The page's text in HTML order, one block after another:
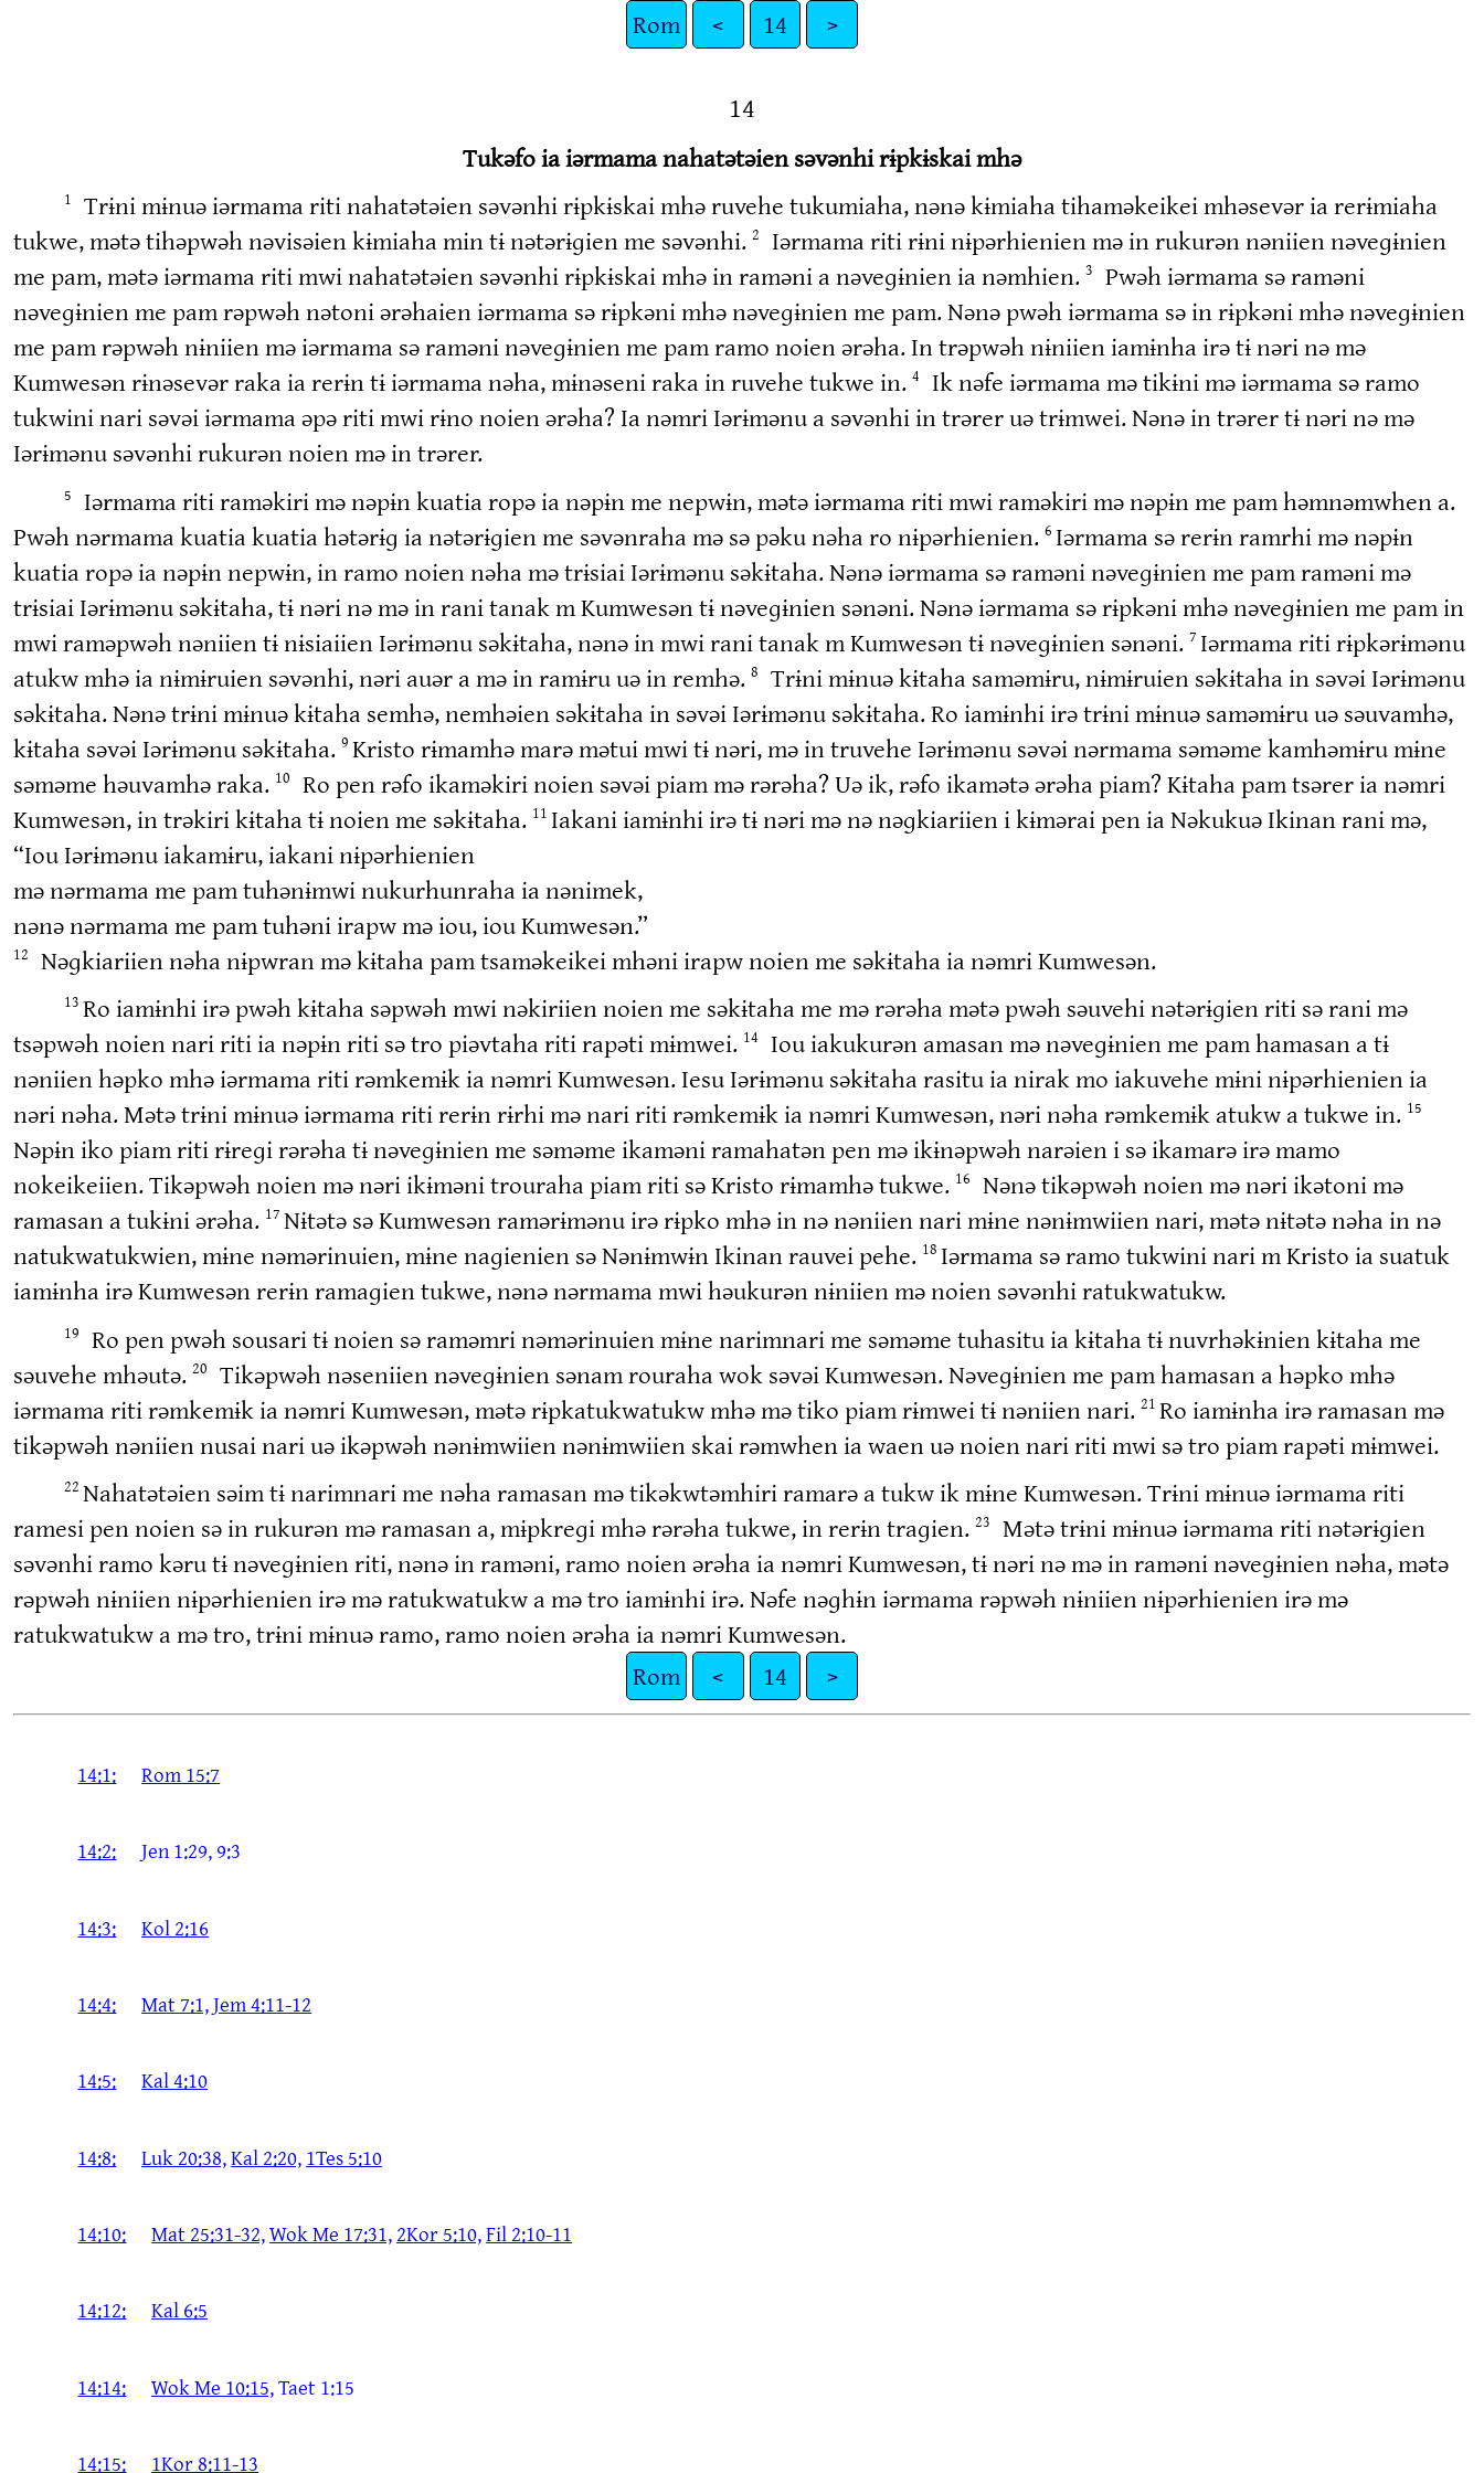
Rom < 14 >
14
Tukəfo ia iərmama nahatətəien səvənhi rɨpkɨskai mhə
1
Trɨni mɨnuə iərmama riti nahatətəien səvənhi rɨpkɨskai mhə ruvehe tukumiaha, nənə kɨmiaha tihaməkeikei mhəsevər ia rerɨmiaha
tukwe, mətə tihəpwəh nəvisəien kɨmiaha min tɨ nətərɨɡien me səvənhi. 2
Iərmama riti rɨni nɨpərhienien mə in rukurən nəniien nəveɡɨnien
me pam, mətə iərmama riti mwi nahatətəien səvənhi rɨpkɨskai mhə in raməni a nəveɡɨnien ia nəmhien. 3
Pwəh iərmama sə raməni
nəveɡɨnien me pam rəpwəh nətoni ərəhaien iərmama sə rɨpkəni mhə nəveɡɨnien me pam. Nənə pwəh iərmama sə in rɨpkəni mhə nəveɡɨnien
me pam rəpwəh nɨniien mə iərmama sə raməni nəveɡɨnien me pam ramo noien ərəha. In trəpwəh nɨniien iamɨnha irə tɨ nəri nə mə
Kumwesən rɨnəsevər raka ia rerɨn tɨ iərmama nəha, mɨnəseni raka in ruvehe tukwe in. 4
Ik nəfe iərmama mə tikɨni mə iərmama sǝ ramo
tukwini nari səvəi iərmama əpə riti mwi rɨno noien ərəha? Ia nəmri Iərɨmənu a səvənhi in trərer uə trɨmwei. Nənə in trərer tɨ nəri nə mə
Iərɨmənu səvənhi rukurən noien mə in trərer.
5
Iərmama riti raməkiri mə nəpɨn kuatia ropə ia nəpɨn me nepwɨn, mətə iərmama riti mwi raməkiri mə nəpɨn me pam həmnəmwhen a.
Pwəh nərmama kuatia kuatia hətərɨɡ ia nətərɨɡien me səvənraha mə sə pəku nəha ro nɨpərhienien. 6 Iərmama sə rerɨn ramrhi mə nəpɨn
kuatia ropə ia nəpɨn nepwɨn, in ramo noien nəha mə trɨsiai Iərɨmənu səkɨtaha. Nənə iərmama sə raməni nəveɡɨnien me pam raməni mə
trɨsiai Iərɨmənu səkɨtaha, tɨ nəri nə mə in rani tanak m Kumwesən tɨ nəveɡɨnien sənəni. Nənə iərmama sə rɨpkəni mhə nəveɡɨnien me pam in
mwi raməpwəh nəniien tɨ nɨsiaiien Iərɨmənu səkɨtaha, nənə in mwi rani tanak m Kumwesən tɨ nəveɡɨnien sənəni. 7 Iərmama riti rɨpkərɨmənu
atukw mhə ia nɨmɨruien səvənhi, nəri auər a mə in ramɨru uə in remhə. 8
Trɨni mɨnuə kɨtaha saməmɨru, nɨmɨruien səkɨtaha in səvəi Iərɨmənu
səkɨtaha. Nənə trɨni mɨnuə kɨtaha semhə, nemhəien səkɨtaha in səvəi Iərɨmənu səkɨtaha. Ro iamɨnhi irə trɨni mɨnuə saməmɨru uə səuvamhə,
kɨtaha səvəi Iərɨmənu səkɨtaha. 9 Kristo rɨmamhə marə mətui mwi tɨ nəri, mə in truvehe Iərɨmənu səvəi nərmama səməme kamhəmɨru mɨne
səməme həuvamhə raka. 10
Ro pen rəfo ikaməkiri noien səvəi piam mə rərəha? Uə ik, rəfo ikamətə ərəha piam? Kɨtaha pam tsərer ia nəmri
Kumwesən, in trəkiri kɨtaha tɨ noien me səkɨtaha. 11 Iakani iamɨnhi irə tɨ nəri mə nə nəɡkiariien i kɨmərai pen ia Nəkukuə Ikinan rani mə,
“Iou Iərɨmənu iakamɨru, iakani nɨpərhienien
mə nərmama me pam tuhənɨmwi nukurhunraha ia nənimek,
nənə nərmama me pam tuhəni irapw mə iou, iou Kumwesən.”
12 Nəɡkiariien nəha nɨpwran mə kɨtaha pam tsaməkeikei mhəni irapw noien me səkɨtaha ia nəmri Kumwesən.
13 Ro iamɨnhi irə pwəh kɨtaha səpwəh mwi nəkiriien noien me səkɨtaha me mə rərəha mətə pwəh səuvehi nətərɨɡien riti sə rani mə
tsəpwəh noien nari riti ia nəpɨn riti sə tro piəvtaha riti rapəti mɨmwei. 14
Iou iakukurən amasan mə nəveɡɨnien me pam hamasan a tɨ
nəniien həpko mhə iərmama riti rəmkemɨk ia nəmri Kumwesən. Iesu Iərɨmənu səkɨtaha rasitu ia nirak mo iakuvehe mɨni nɨpərhienien ia
nəri nəha. Mətə trɨni mɨnuə iərmama riti rerɨn rɨrhi mə nari riti rəmkemɨk ia nəmri Kumwesən, nəri nəha rəmkemɨk atukw a tukwe in. 15
Nəpɨn iko piam riti rɨreɡi rərəha tɨ nəveɡɨnien me səməme ikaməni ramahatən pen mə ikɨnəpwəh narəien i sə ikamarə irə mamo
nokeikeiien. Tikəpwəh noien mə nəri ikɨməni trouraha piam riti sə Kristo rɨmamhə tukwe. 16
Nənə tikəpwəh noien mə nəri ikətoni mə
ramasan a tukɨni ərəha. 17 Nɨtətə sə Kumwesən ramərɨmənu irə rɨpko mhə in nə nəniien nari mɨne nənɨmwiien nari, mətə nɨtətə nəha in nə
natukwatukwien, mɨne nəmərinuien, mɨne naɡienien sə Nənɨmwɨn Ikinan rauvei pehe. 18 Iərmama sə ramo tukwini nari m Kristo ia suatuk
iamɨnha irə Kumwesən rerɨn ramaɡien tukwe, nənə nərmama mwi həukurən nɨniien mə noien səvənhi ratukwatukw.
19
Ro pen pwəh sousari tɨ noien sə raməmri nəmərinuien mɨne narimnari me səməme tuhasitu ia kɨtaha tɨ nuvrhəkɨnien kɨtaha me
səuvehe mhəutə. 20
Tikəpwəh nəseniien nəveɡɨnien sənam rouraha wok səvəi Kumwesən. Nəveɡɨnien me pam hamasan a həpko mhə
iərmama riti rəmkemɨk ia nəmri Kumwesən, mətə rɨpkatukwatukw mhə mə tiko piam rɨmwei tɨ nəniien nari. 21 Ro iamɨnha irə ramasan mə
tikəpwəh nəniien nusai nari uə ikəpwəh nənɨmwiien nənɨmwiien skai rəmwhen ia waen uə noien nari riti mwi sə tro piam rapəti mɨmwei.
22 Nahatətəien səim tɨ narimnari me nəha ramasan mə tikəkwtəmhiri ramarə a tukw ik mɨne Kumwesən. Trɨni mɨnuə iərmama riti
ramesi pen noien sə in rukurən mə ramasan a, mɨpkreɡi mhə rərəha tukwe, in rerɨn traɡien. 23
Mətə trɨni mɨnuə iərmama riti nətərɨɡien
səvənhi ramo kəru tɨ nəveɡɨnien riti, nənə in raməni, ramo noien ərəha ia nəmri Kumwesən, tɨ nəri nə mə in raməni nəveɡɨnien nəha, mətə
rəpwəh nɨniien nɨpərhienien irə mə ratukwatukw a mə tro iamɨnhi irə. Nəfe nəɡhɨn iərmama rəpwəh nɨniien nɨpərhienien irə mə
ratukwatukw a mə tro, trɨni mɨnuə ramo, ramo noien ərəha ia nəmri Kumwesən.
Rom
< 14 >
14:1: Rom 15:7
14:2: Jen 1:29, 9:3
14:3: Kol 2:16
14:4: Mat 7:1,Jem 4:11-12
14:5: Kal 4:10
14:8: Luk 20:38,Kal 2:20,1Tes 5:10
14:10: Mat 25:31-32,Wok Me 17:31,2Kor 5:10,Fil 2:10-11
14:12: Kal 6:5
14:14: Wok Me 10:15,Taet 1:15
14:15: 1Kor 8:11-13